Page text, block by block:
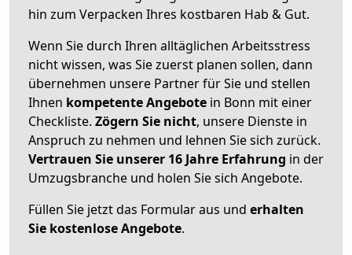
hin zum Verpacken Ihres kostbaren Hab & Gut.
Wenn Sie durch Ihren alltäglichen Arbeitsstress
nicht wissen, was Sie zuerst planen sollen, dann
übernehmen unsere Partner für Sie und stellen
Ihnen kompetente Angebote in Bonn mit einer
Checkliste. Zögern Sie nicht, unsere Dienste in
Anspruch zu nehmen und lehnen Sie sich zurück.
Vertrauen Sie unserer 16 Jahre Erfahrung in der
Umzugsbranche und holen Sie sich Angebote.
Füllen Sie jetzt das Formular aus und erhalten
Sie kostenlose Angebote.